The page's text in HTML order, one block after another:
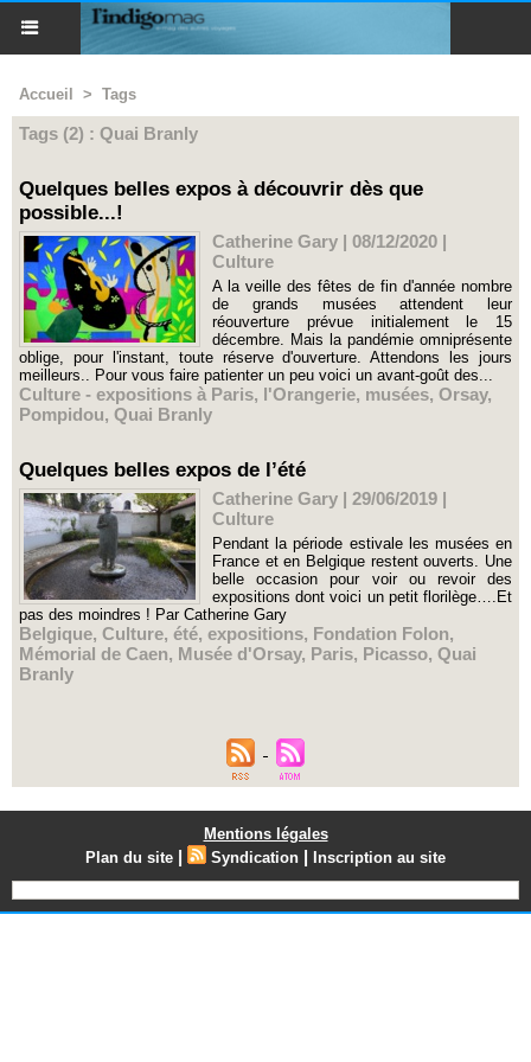
Accueil > Tags
Tags (2) : Quai Branly
Quelques belles expos à découvrir dès que
possible...!
Catherine Gary | 08/12/2020 |
Culture
A la veille des fêtes de fin d'année nombre
de grands musées attendent leur
réouverture prévue initialement le 15
décembre. Mais la pandémie omniprésente
oblige, pour l'instant, toute réserve d'ouverture. Attendons les jours
meilleurs.. Pour vous faire patienter un peu voici un avant-goût des...
Culture - expositions à Paris, l'Orangerie, musées, Orsay,
Pompidou, Quai Branly
Quelques belles expos de l’été
Catherine Gary | 29/06/2019 |
Culture
Pendant la période estivale les musées en
France et en Belgique restent ouverts. Une
belle occasion pour voir ou revoir des
expositions dont voici un petit florilège….Et
pas des moindres ! Par Catherine Gary
Belgique, Culture, été, expositions, Fondation Folon,
Mémorial de Caen, Musée d'Orsay, Paris, Picasso, Quai
Branly
Mentions légales
Plan du site | Syndication | Inscription au site